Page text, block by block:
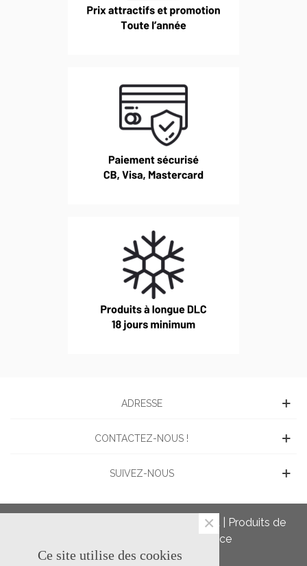
ADRESSE
CONTACTEZ-NOUS !
SUIVEZ-NOUS
Charcuterie en ligne du Domaine Picard | Produits de
charcuterie préparés en France
© 2020 Domaine Picard
Ce site utilise des cookies
×